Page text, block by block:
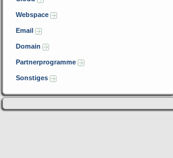
Webspace
Email
Domain
Partnerprogramme
Sonstiges